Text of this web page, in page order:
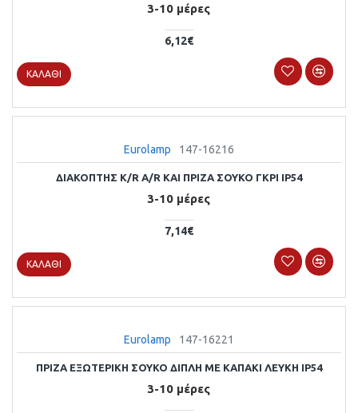
3-10 μέρες
6,12€
ΚΑΛΆΘΙ
Eurolamp 147-16216
ΔΙΑΚΟΠΤΗΣ Κ/R Α/R KAI ΠΡΙΖΑ ΣΟΥΚΟ ΓΚΡΙ IP54
3-10 μέρες
7,14€
ΚΑΛΆΘΙ
Eurolamp 147-16221
ΠΡΙΖΑ ΕΞΩΤΕΡΙΚΗ ΣΟΥΚΟ ΔΙΠΛΗ ΜΕ ΚΑΠΑΚΙ ΛΕΥΚΗ ΙP54
3-10 μέρες